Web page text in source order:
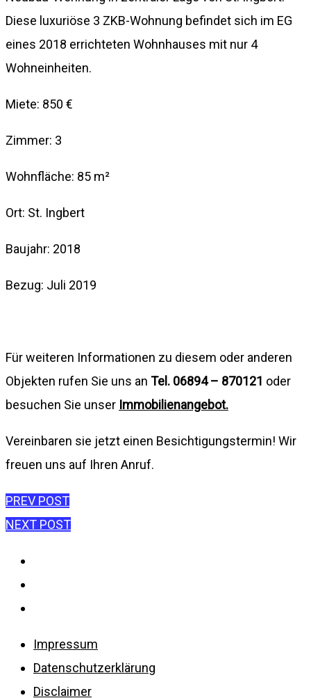
Diese luxuriöse 3 ZKB-Wohnung befindet sich im EG
eines 2018 errichteten Wohnhauses mit nur 4
Wohneinheiten.
Miete: 850 €
Zimmer: 3
Wohnfläche: 85 m²
Ort: St. Ingbert
Baujahr: 2018
Bezug: Juli 2019
Für weiteren Informationen zu diesem oder anderen
Objekten rufen Sie uns an Tel. 06894 – 870121 oder
besuchen Sie unser Immobilienangebot.
Vereinbaren sie jetzt einen Besichtigungstermin! Wir
freuen uns auf Ihren Anruf.
Beitragsnavigation
PREV POST
NEXT POST
Impressum
Datenschutzerklärung
Disclaimer